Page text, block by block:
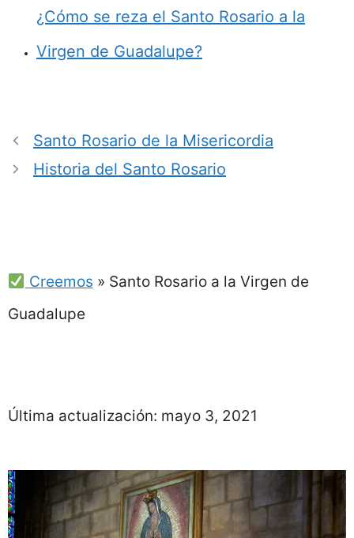
¿Cómo se reza el Santo Rosario a la
Virgen de Guadalupe?
Santo Rosario de la Misericordia
Historia del Santo Rosario
Creemos » Santo Rosario a la Virgen de
Guadalupe
Última actualización: mayo 3, 2021